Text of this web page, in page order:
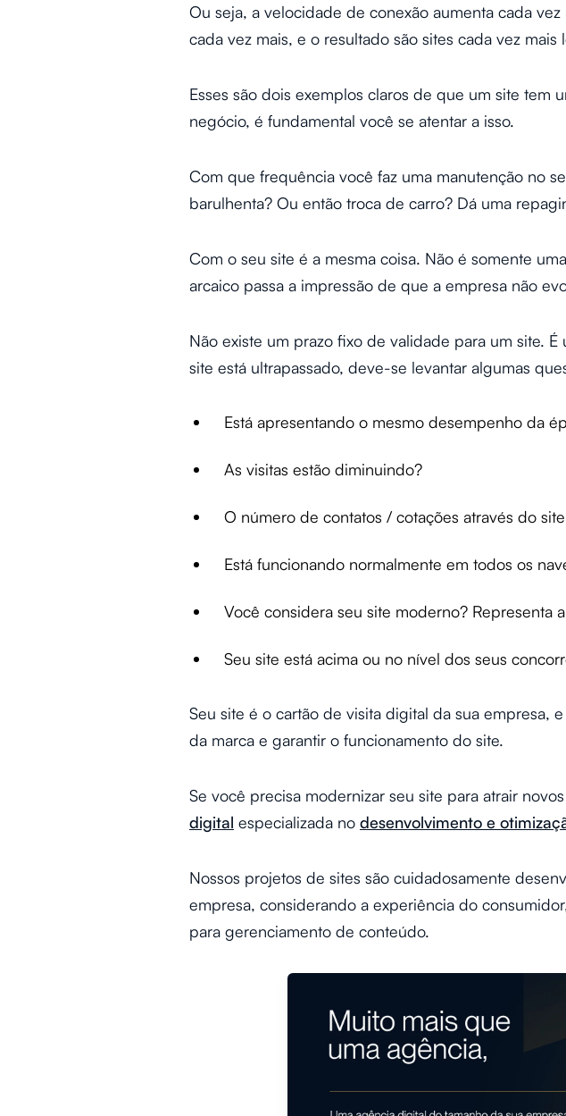
Ou seja, a velocidade de conexão aumenta cada
cada vez mais, e o resultado são sites cada vez mais
Esses são dois exemplos claros de que um site
negócio, é fundamental você se atentar a isso.
Com que frequência você faz uma manutenção no
barulhenta? Ou então troca de carro? Dá uma
Com o seu site é a mesma coisa. Não é somente
arcaico passa a impressão de que a empresa não
Não existe um prazo fixo de validade para um site.
site está ultrapassado, deve-se levantar algumas
Está apresentando o mesmo desempenho da
As visitas estão diminuindo?
O número de contatos / cotações através do
Está funcionando normalmente em todos os
Você considera seu site moderno? Representa
Seu site está acima ou no nível dos seus
Seu site é o cartão de visita digital da sua empresa,
da marca e garantir o funcionamento do site.
Se você precisa modernizar seu site para atrair
digital especializada no desenvolvimento e
Nossos projetos de sites são cuidadosamente
empresa, considerando a experiência do
para gerenciamento de conteúdo.